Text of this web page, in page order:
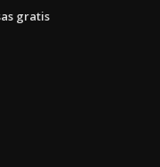
gratis